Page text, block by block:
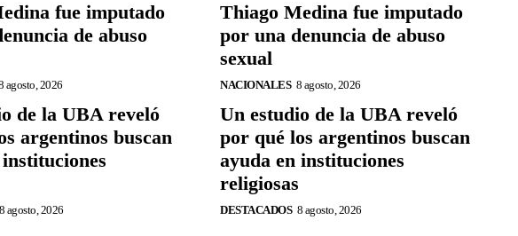
fue imputado
de abuso
agosto, 2026
de la UBA reveló
argentinos buscan
agosto, 2026
Thiago Medina fue imputado
por una denuncia de abuso
sexual
NACIONALES 8 agosto, 2026
Un estudio de la UBA reveló
por qué los argentinos buscan
ayuda en instituciones
religiosas
DESTACADOS 8 agosto, 2026